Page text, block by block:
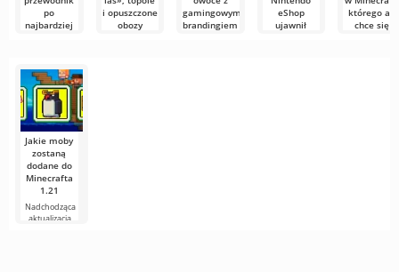
po
najbardziej
Wędrując po
mglistych
bagnach
Minecrafta,
pewnie
i opuszczone
obozy
gamingowym
brandingiem
eShop
ujawnił
którego aż
chce się
Jakie moby
zostaną
dodane do
Minecrafta
1.21
Nadchodząca
aktualizacja